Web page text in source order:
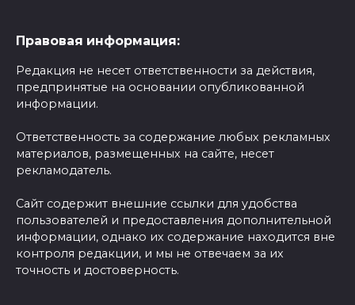
Правовая информация:
Редакция не несет ответственности за действия,
предпринятые на основании опубликованной
информации.
Ответственность за содержание любых рекламных
материалов, размещенных на сайте, несет
рекламодатель.
Сайт содержит внешние ссылки для удобства
пользователей и предоставления дополнительной
информации, однако их содержание находится вне
контроля редакции, и мы не отвечаем за их
точность и достоверность.